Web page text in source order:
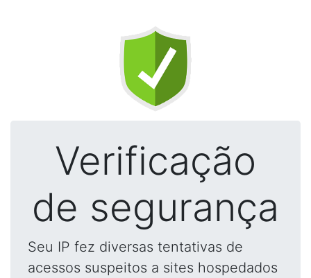
Verificação
de segurança
Seu IP fez diversas tentativas de
acessos suspeitos a sites hospedados